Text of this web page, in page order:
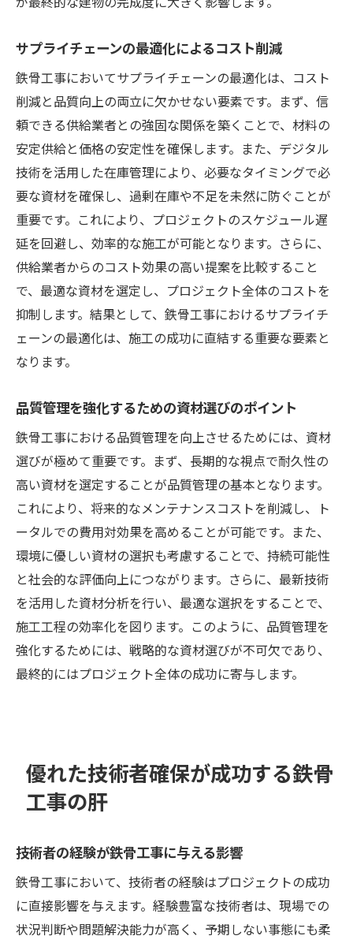
サプライチェーンの最適化によるコスト削減
鉄骨工事においてサプライチェーンの最適化は、コスト
削減と品質向上の両立に欠かせない要素です。まず、信
頼できる供給業者との強固な関係を築くことで、材料の
安定供給と価格の安定性を確保します。また、デジタル
技術を活用した在庫管理により、必要なタイミングで必
要な資材を確保し、過剰在庫や不足を未然に防ぐことが
重要です。これにより、プロジェクトのスケジュール遅
延を回避し、効率的な施工が可能となります。さらに、
供給業者からのコスト効果の高い提案を比較すること
で、最適な資材を選定し、プロジェクト全体のコストを
抑制します。結果として、鉄骨工事におけるサプライチ
ェーンの最適化は、施工の成功に直結する重要な要素と
なります。
品質管理を強化するための資材選びのポイント
鉄骨工事における品質管理を向上させるためには、資材
選びが極めて重要です。まず、長期的な視点で耐久性の
高い資材を選定することが品質管理の基本となります。
これにより、将来的なメンテナンスコストを削減し、ト
ータルでの費用対効果を高めることが可能です。また、
環境に優しい資材の選択も考慮することで、持続可能性
と社会的な評価向上につながります。さらに、最新技術
を活用した資材分析を行い、最適な選択をすることで、
施工工程の効率化を図ります。このように、品質管理を
強化するためには、戦略的な資材選びが不可欠であり、
最終的にはプロジェクト全体の成功に寄与します。
優れた技術者確保が成功する鉄骨
工事の肝
技術者の経験が鉄骨工事に与える影響
鉄骨工事において、技術者の経験はプロジェクトの成功
に直接影響を与えます。経験豊富な技術者は、現場での
状況判断や問題解決能力が高く、予期しない事態にも柔